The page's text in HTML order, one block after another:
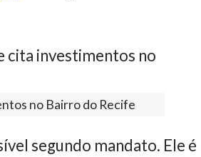
no Bairro do Recife
segundo mandato. Ele é